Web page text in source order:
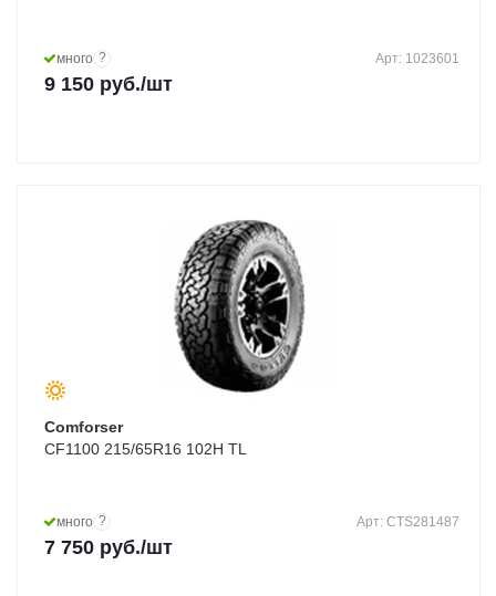
много ? Арт: 1023601
9 150 руб./шт
Comforser
CF1100 215/65R16 102H TL
много ? Арт: CTS281487
7 750 руб./шт